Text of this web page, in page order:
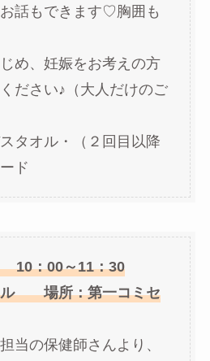
話もできます♡胸囲も
め、妊娠をお考えの方
ださい♪（大人だけのご
タオル・（２回目以降
ド
10：00～11：30
ル 場所：第一コミセ
当の保健師さんより、